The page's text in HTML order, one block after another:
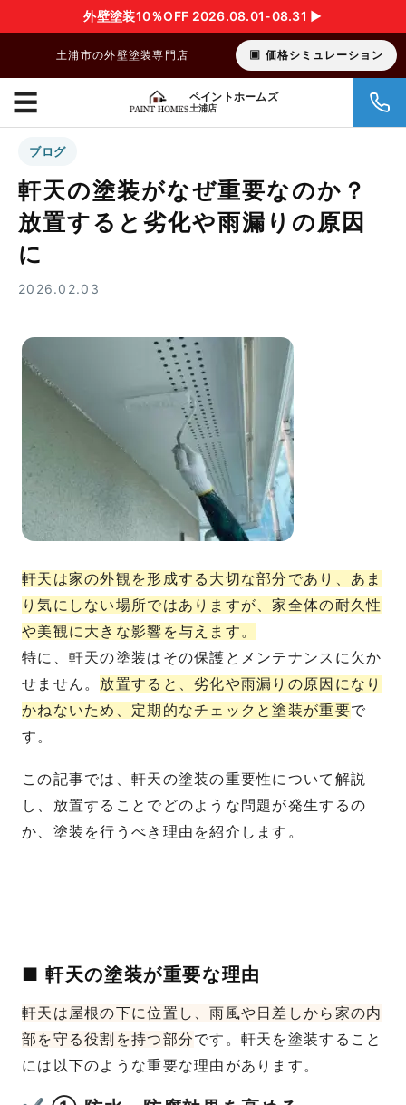
外壁塗装10％OFF 2026.08.01-08.31 ▶︎
土浦市の外壁塗装専門店 価格シミュレーション
ペイントホームズ
土浦店
☰
ブログ
軒天の塗装がなぜ重要なのか？
放置すると劣化や雨漏りの原因
に
2026.02.03
軒天は家の外観を形成する大切な部分であり、あま
り気にしない場所ではありますが、家全体の耐久性
や美観に大きな影響を与えます。
特に、軒天の塗装はその保護とメンテナンスに欠か
せません。 放置すると、劣化や雨漏りの原因になり
かねないため、定期的なチェックと塗装が重要で
す。
この記事では、軒天の塗装の重要性について解説
し、放置することでどのような問題が発生するの
か、塗装を行うべき理由を紹介します。
■ 軒天の塗装が重要な理由
軒天は屋根の下に位置し、雨風や日差しから家の内
部を守る役割を持つ部分です。軒天を塗装すること
には以下のような重要な理由があります。